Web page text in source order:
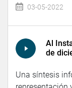
03-05-2022
Al
de
Una síntesis